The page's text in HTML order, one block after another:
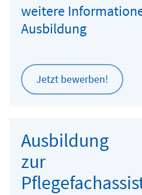
weitere
Ausbildung
Jetzt bewerben!
Ausbildung
zur